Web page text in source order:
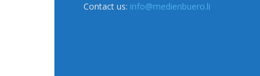
Contact us: info@medienbuero.li